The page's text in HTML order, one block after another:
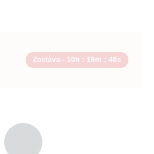
Zostáva - 10h : 18m : 45s